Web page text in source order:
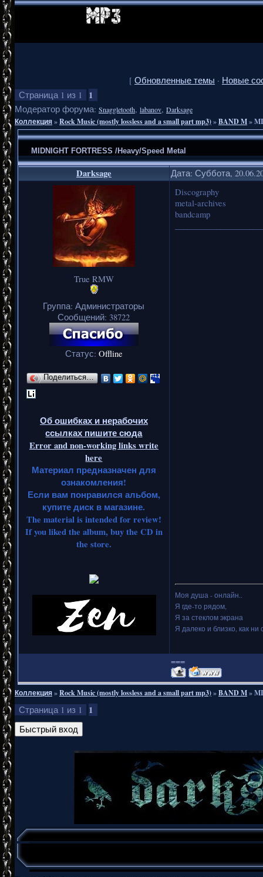
[ Обновленные темы · Новые
Страница 1 из 1 1
Модератор форума: Snaggletooth, labanov, Darksage
Коллекция»Rock Music (mostly lossless and a small part mp3)»BAND M»
MIDNIGHT FORTRESS /Heavy/Speed Metal
Darksage Дата: Суббота,
True RMW
Группа: Администраторы
Сообщений: 38722
Статус: Offline
Поделиться…
Об ошибках и нерабочих
ссылках пишите сюда
Error and non-working links write
here
Материал предназначен для
ознакомления!
Если вам понравился альбом,
купите диск в магазине.
The material is intended for review!
If you liked the album, buy the CD in
the store.
Discography
metal-archives
bandcamp
Моя душа - онлайн..
Я где-то рядом,
Я за стеклом экрана
Я далеко и близко, как ни
===
Коллекция»Rock Music (mostly lossless and a small part mp3)»BAND M»
Страница 1 из 1 1